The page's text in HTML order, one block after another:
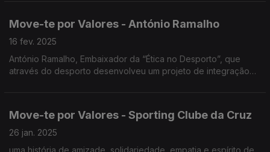
Move-te por Valores - António Ramalho
16 fev. 2025
António Ramalho, Embaixador da “Ética no Desporto”, que
através do desporto desenvolveu um projeto de integração
Move-te por Valores - Sporting Clube da Cruz
26 jan. 2025
uma história de amizade, solidariedade, empatia e espírito de